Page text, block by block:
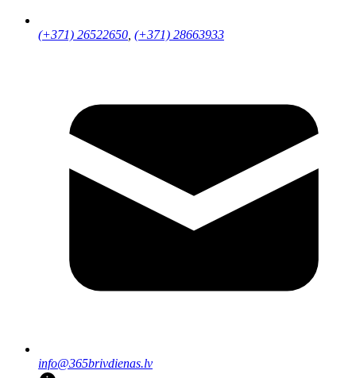
(+371) 26522650, (+371) 28663933
info@365brivdienas.lv